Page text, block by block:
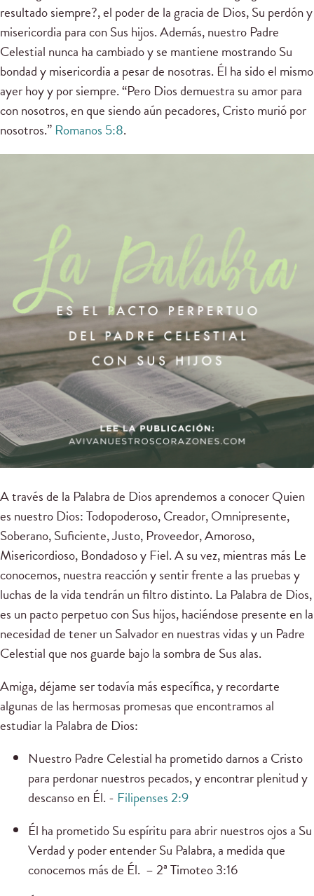
resultado siempre?, el poder de la gracia de Dios, Su perdón y
misericordia para con Sus hijos. Además, nuestro Padre
Celestial nunca ha cambiado y se mantiene mostrando Su
bondad y misericordia a pesar de nosotras. Él ha sido el mismo
ayer hoy y por siempre. “Pero Dios demuestra su amor para
con nosotros, en que siendo aún pecadores, Cristo murió por
nosotros.” Romanos 5:8.
A través de la Palabra de Dios aprendemos a conocer Quien
es nuestro Dios: Todopoderoso, Creador, Omnipresente,
Soberano, Suficiente, Justo, Proveedor, Amoroso,
Misericordioso, Bondadoso y Fiel. A su vez, mientras más Le
conocemos, nuestra reacción y sentir frente a las pruebas y
luchas de la vida tendrán un filtro distinto. La Palabra de Dios,
es un pacto perpetuo con Sus hijos, haciéndose presente en la
necesidad de tener un Salvador en nuestras vidas y un Padre
Celestial que nos guarde bajo la sombra de Sus alas.
Amiga, déjame ser todavía más específica, y recordarte
algunas de las hermosas promesas que encontramos al
estudiar la Palabra de Dios:
Nuestro Padre Celestial ha prometido darnos a Cristo
para perdonar nuestros pecados, y encontrar plenitud y
descanso en Él. - Filipenses 2:9
Él ha prometido Su espíritu para abrir nuestros ojos a Su
Verdad y poder entender Su Palabra, a medida que
conocemos más de Él. – 2ª Timoteo 3:16